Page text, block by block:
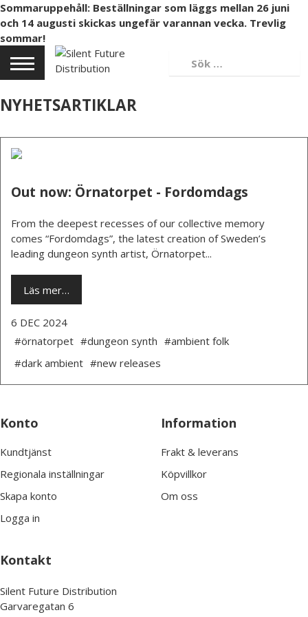
Sommaruppehåll: Beställningar som läggs mellan 26 juni
och 14 augusti skickas ungefär varannan vecka. Trevlig
sommar!
NYHETSARTIKLAR
Out now: Örnatorpet - Fordomdags
From the deepest recesses of our collective memory
comes “Fordomdags”, the latest creation of Sweden’s
leading dungeon synth artist, Örnatorpet...
Läs mer…
6 DEC 2024
#örnatorpet #dungeon synth #ambient folk
#dark ambient #new releases
Konto
Kundtjänst
Regionala inställningar
Skapa konto
Logga in
Information
Frakt & leverans
Köpvillkor
Om oss
Kontakt
Silent Future Distribution
Garvaregatan 6